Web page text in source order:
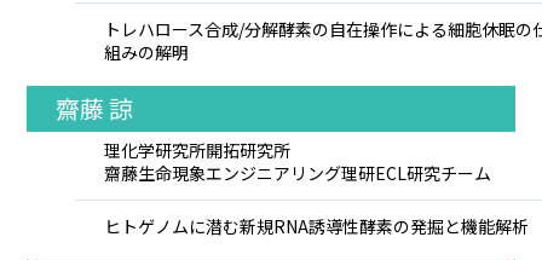
トレハロース合成/分解酵素の自在操作による細胞休眠の
組みの解明
齋藤 諒
理化学研究所開拓研究所
齋藤生命現象エンジニアリング理研ECL研究チーム
ヒトゲノムに潜む新規RNA誘導性酵素の発掘と機能解析